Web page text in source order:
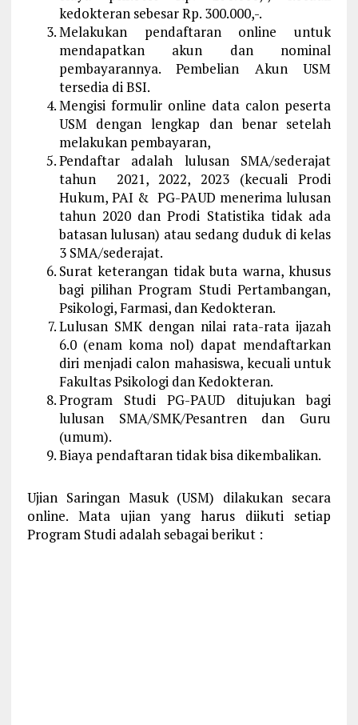
kedokteran sebesar Rp. 300.000,-.
Melakukan pendaftaran online untuk
mendapatkan akun dan nominal
pembayarannya. Pembelian Akun USM
tersedia di BSI.
Mengisi formulir online data calon peserta
USM dengan lengkap dan benar setelah
melakukan pembayaran,
Pendaftar adalah lulusan SMA/sederajat
tahun 2021, 2022, 2023 (kecuali Prodi
Hukum, PAI & PG-PAUD menerima lulusan
tahun 2020 dan Prodi Statistika tidak ada
batasan lulusan) atau sedang duduk di kelas
3 SMA/sederajat.
Surat keterangan tidak buta warna, khusus
bagi pilihan Program Studi Pertambangan,
Psikologi, Farmasi, dan Kedokteran.
Lulusan SMK dengan nilai rata-rata ijazah
6.0 (enam koma nol) dapat mendaftarkan
diri menjadi calon mahasiswa, kecuali untuk
Fakultas Psikologi dan Kedokteran.
Program Studi PG-PAUD ditujukan bagi
lulusan SMA/SMK/Pesantren dan Guru
(umum).
Biaya pendaftaran tidak bisa dikembalikan.
Ujian Saringan Masuk (USM) dilakukan secara
online. Mata ujian yang harus diikuti setiap
Program Studi adalah sebagai berikut :